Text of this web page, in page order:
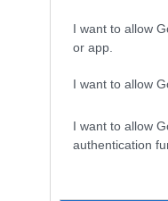
I want to allow
or app.
I want to allow
I want to allow
authentication